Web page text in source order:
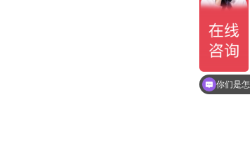
你们是